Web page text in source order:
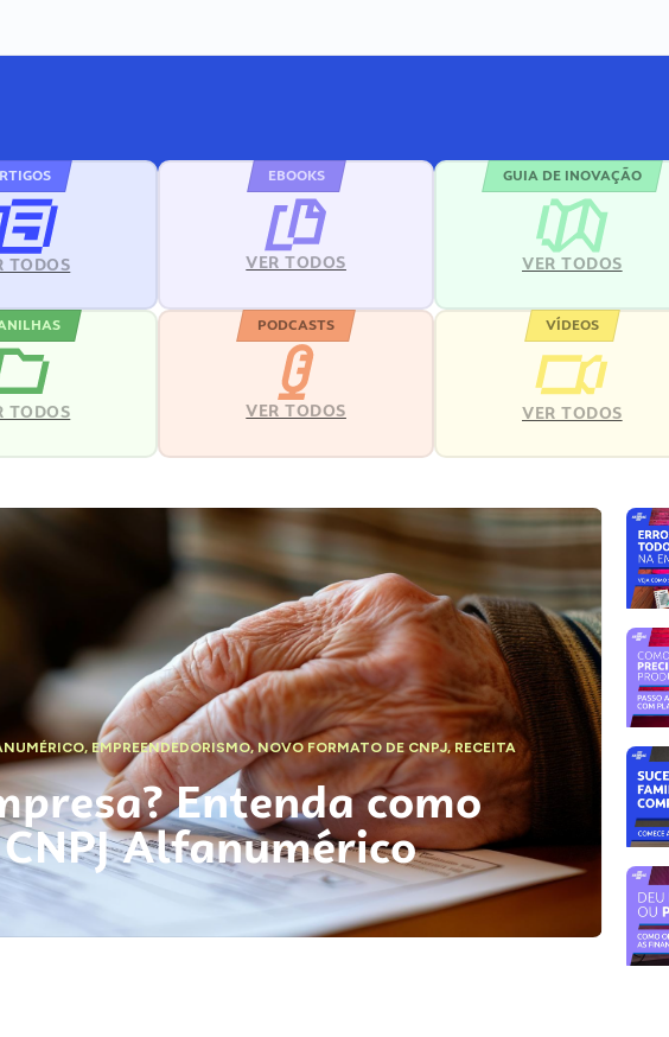
TODOS
EBOOKS
VER TODOS
GUIA DE INOVAÇÃO
VER TODOS
TODOS
PODCASTS
VER TODOS
VÍDEOS
VER TODOS
, EMPREENDEDORISMO,NOVO FORMATO DE CNPJ,RECEITA
Entenda como
Alfanumérico